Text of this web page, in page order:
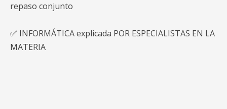
repaso conjunto
✅ INFORMÁTICA explicada POR ESPECIALISTAS EN LA
MATERIA